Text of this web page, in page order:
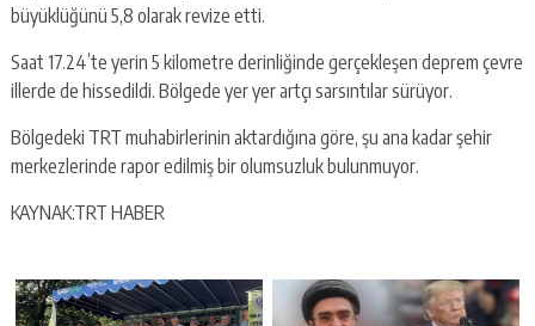
büyüklüğünü 5,8 olarak revize etti.
Saat 17.24’te yerin 5 kilometre derinliğinde gerçekleşen deprem çevre
illerde de hissedildi. Bölgede yer yer artçı sarsıntılar sürüyor.
Bölgedeki TRT muhabirlerinin aktardığına göre, şu ana kadar şehir
merkezlerinde rapor edilmiş bir olumsuzluk bulunmuyor.
KAYNAK:TRT HABER